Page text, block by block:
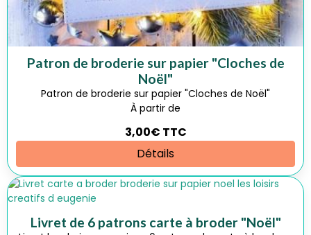
Patron de broderie sur papier "Cloches de
Noël"
Patron de broderie sur papier "Cloches de Noël"
À partir de
3,00€ TTC
Détails
Livret de 6 patrons carte à broder "Noël"